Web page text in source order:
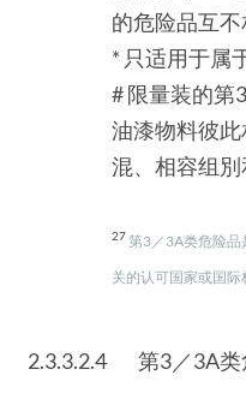
的危险品互不
* 只适用于属
# 限量装的第
油漆物料彼
混、相容组別
27第3／3A类危险品
关的认可国家或国际
2.3.3.2.4 第3／3A类